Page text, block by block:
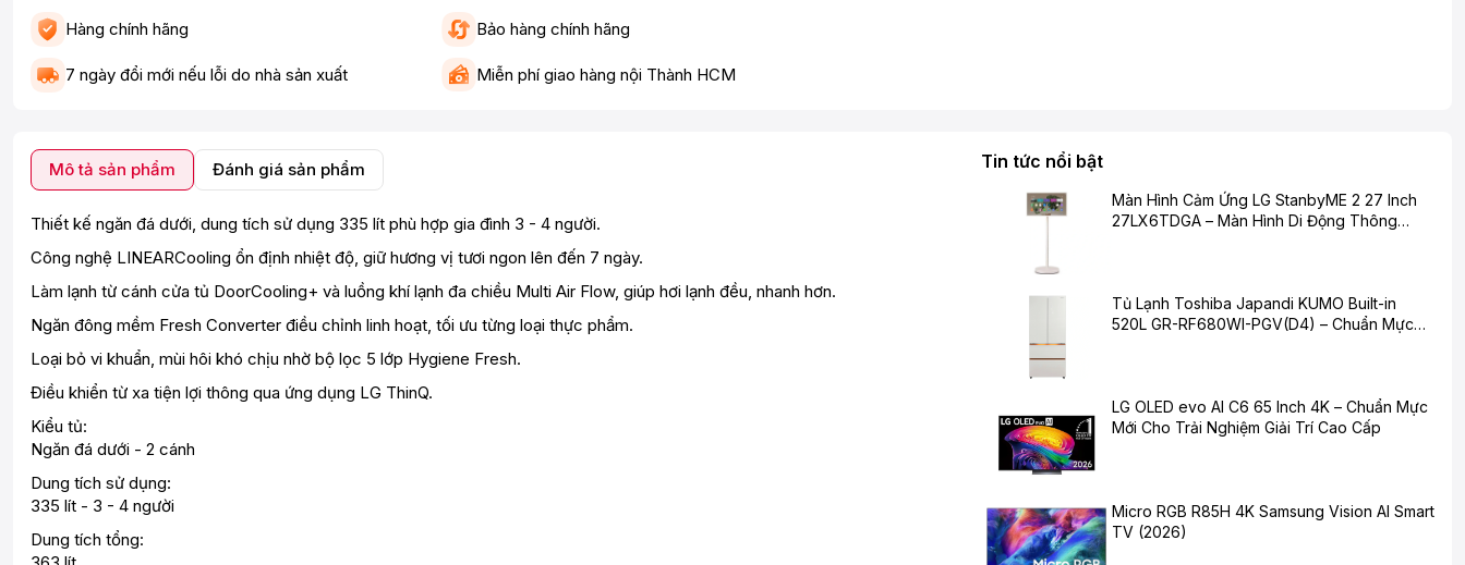
Hàng chính hãng Bảo hàng chính hãng
7 ngày đổi mới nếu lỗi do nhà sản xuất Miễn phí giao hàng nội Thành HCM
Mô tả sản phẩm Đánh giá sản phẩm
Thiết kế ngăn đá dưới, dung tích sử dụng 335 lít phù hợp gia đình 3 - 4 người.
Công nghệ LINEARCooling ổn định nhiệt độ, giữ hương vị tươi ngon lên đến 7 ngày.
Làm lạnh từ cánh cửa tủ DoorCooling+ và luồng khí lạnh đa chiều Multi Air Flow, giúp hơi lạnh đều, nhanh hơn.
Ngăn đông mềm Fresh Converter điều chỉnh linh hoạt, tối ưu từng loại thực phẩm.
Loại bỏ vi khuẩn, mùi hôi khó chịu nhờ bộ lọc 5 lớp Hygiene Fresh.
Điều khiển từ xa tiện lợi thông qua ứng dụng LG ThinQ.
Kiểu tủ:
Ngăn đá dưới - 2 cánh
Dung tích sử dụng:
335 lít - 3 - 4 người
Dung tích tổng:
Tin tức nổi bật
Màn Hình Cảm Ứng LG StanbyME 2 27 Inch
27LX6TDGA – Màn Hình Di Động Thông
Tủ Lạnh Toshiba Japandi KUMO Built-in
520L GR-RF680WI-PGV(D4) – Chuẩn Mực
LG OLED evo AI C6 65 Inch 4K – Chuẩn Mực
Mới Cho Trải Nghiệm Giải Trí Cao Cấp
Micro RGB R85H 4K Samsung Vision AI Smart
TV (2026)